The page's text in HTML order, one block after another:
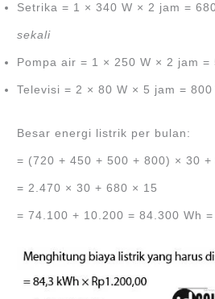
Setrika = 1 × 340 W × 2 jam =
sekali
Pompa air = 1 × 250 W × 2 jam =
Televisi = 2 × 80 W × 5 jam = 800
Besar energi listrik per bulan:
= (720 + 450 + 500 + 800) × 30 +
= 2.470 × 30 + 680 × 15
= 74.100 + 10.200 = 84.300 Wh =